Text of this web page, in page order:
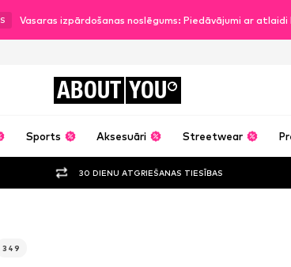
S Vasaras izpārdošanas noslēgums: Piedāvājumi ar
ABOUT YOU
Sports Aksesuāri Streetwear
30 DIENU ATGRIEŠANAS TIESĪBAS
349